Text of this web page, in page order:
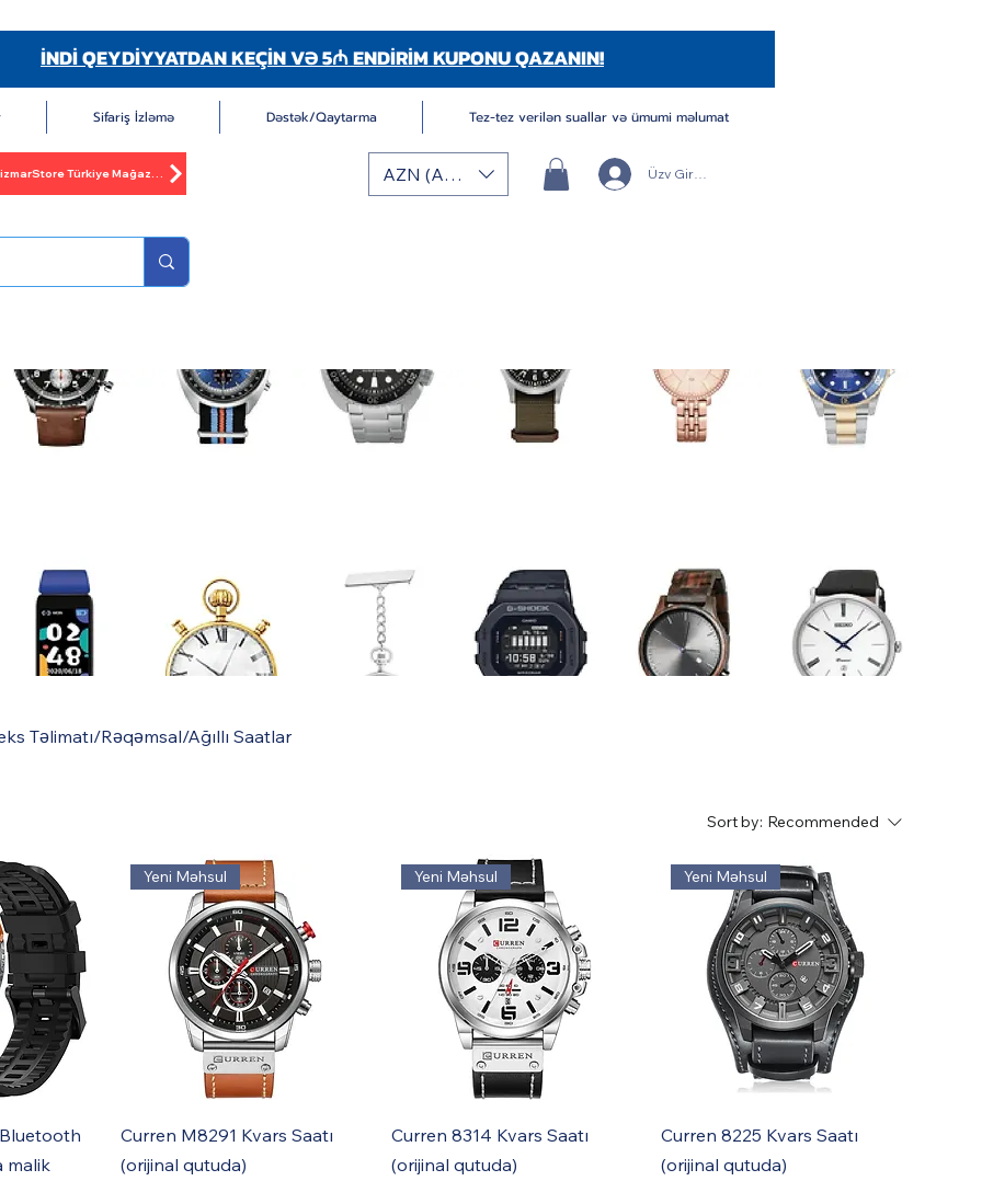
İNDİ QEYDİYYATDAN KEÇİN VƏ 5₼ ENDİRİM KUPONU QAZANIN!
Sifariş İzləmə Dəstək/Qaytarma Tez-tez verilən suallar və ümumi məlumat
BizmarStore Türkiye Mağazası AZN (AZN) Üzv Girişi/Qeydiyyatı
Təlimatı/Rəqəmsal/Ağıllı Saatlar
Sort by: Recommended
Bluetooth
malik
Yeni Məhsul
Curren M8291 Kvars Saatı
(orijinal qutuda)
Yeni Məhsul
Curren 8314 Kvars Saatı
(orijinal qutuda)
Yeni Məhsul
Curren 8225 Kvars Saatı
(orijinal qutuda)